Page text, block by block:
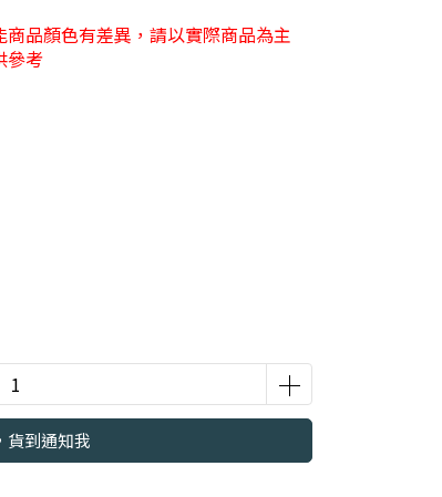
品顏色有差異，請以實際商品為主
參考
貨到通知我